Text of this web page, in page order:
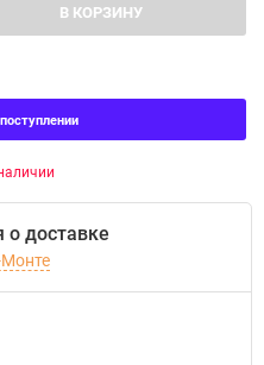
В КОРЗИНУ
доставке